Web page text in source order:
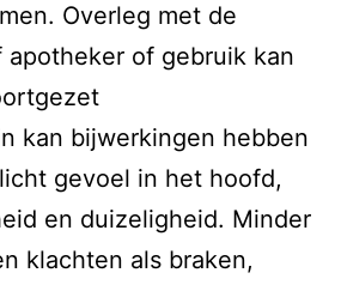
Overleg met de
apotheker of gebruik kan
kan bijwerkingen hebben
gevoel in het hoofd,
en duizeligheid. Minder
klachten als braken,